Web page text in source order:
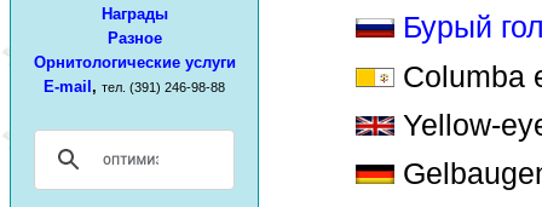
Награды
Разное
Орнитологические услуги
E-mail , тел. (391) 246-98-88
Бурый
Columba
Yellow-